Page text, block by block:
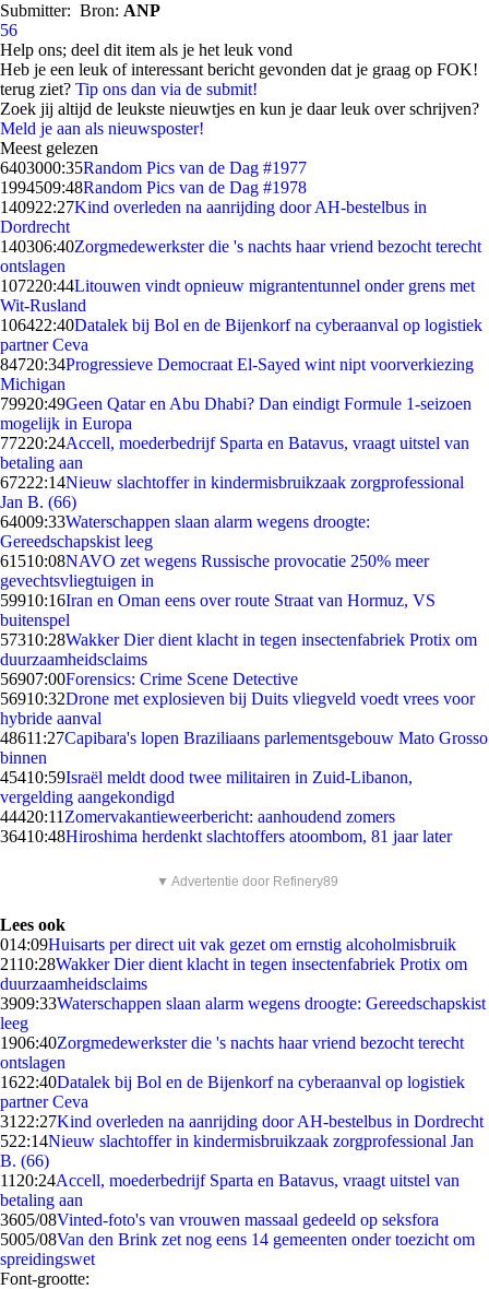
Submitter: Bron: ANP
56
Help ons; deel dit item als je het leuk vond
Heb je een leuk of interessant bericht gevonden dat je graag op FOK!
terug ziet? Tip ons dan via de submit!
Zoek jij altijd de leukste nieuwtjes en kun je daar leuk over schrijven?
Meld je aan als nieuwsposter!
Meest gelezen
6403000:35Random Pics van de Dag #1977
1994509:48Random Pics van de Dag #1978
140922:27Kind overleden na aanrijding door AH-bestelbus in
Dordrecht
140306:40Zorgmedewerkster die 's nachts haar vriend bezocht terecht
ontslagen
107220:44Litouwen vindt opnieuw migrantentunnel onder grens met
Wit-Rusland
106422:40Datalek bij Bol en de Bijenkorf na cyberaanval op logistiek
partner Ceva
84720:34Progressieve Democraat El-Sayed wint nipt voorverkiezing
Michigan
79920:49Geen Qatar en Abu Dhabi? Dan eindigt Formule 1-seizoen
mogelijk in Europa
77220:24Accell, moederbedrijf Sparta en Batavus, vraagt uitstel van
betaling aan
67222:14Nieuw slachtoffer in kindermisbruikzaak zorgprofessional
Jan B. (66)
64009:33Waterschappen slaan alarm wegens droogte:
Gereedschapskist leeg
61510:08NAVO zet wegens Russische provocatie 250% meer
gevechtsvliegtuigen in
59910:16Iran en Oman eens over route Straat van Hormuz, VS
buitenspel
57310:28Wakker Dier dient klacht in tegen insectenfabriek Protix om
duurzaamheidsclaims
56907:00Forensics: Crime Scene Detective
56910:32Drone met explosieven bij Duits vliegveld voedt vrees voor
hybride aanval
48611:27Capibara's lopen Braziliaans parlementsgebouw Mato Grosso
binnen
45410:59Israël meldt dood twee militairen in Zuid-Libanon,
vergelding aangekondigd
44420:11 Zomervakantieweerbericht: aanhoudend zomers
36410:48Hiroshima herdenkt slachtoffers atoombom, 81 jaar later
▼ Advertentie door Refinery89
Lees ook
014:09Huisarts per direct uit vak gezet om ernstig alcoholmisbruik
2110:28Wakker Dier dient klacht in tegen insectenfabriek Protix om
duurzaamheidsclaims
3909:33Waterschappen slaan alarm wegens droogte: Gereedschapskist
leeg
1906:40Zorgmedewerkster die 's nachts haar vriend bezocht terecht
ontslagen
1622:40Datalek bij Bol en de Bijenkorf na cyberaanval op logistiek
partner Ceva
31 22:27Kind overleden na aanrijding door AH-bestelbus in Dordrecht
522:14Nieuw slachtoffer in kindermisbruikzaak zorgprofessional Jan
B. (66)
11 20:24Accell, moederbedrijf Sparta en Batavus, vraagt uitstel van
betaling aan
3605/08Vinted-foto's van vrouwen massaal gedeeld op seksfora
5005/08Van den Brink zet nog eens 14 gemeenten onder toezicht om
spreidingswet
Font-grootte: